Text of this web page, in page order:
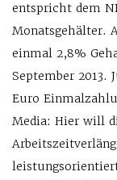
entspricht dem
Monatsgehälter.
einmal 2,8%
September 2013.
Euro
Media: Hier will